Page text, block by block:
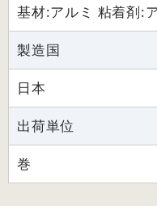
基材:アルミ 粘着剤:
製造国
日本
出荷単位
巻